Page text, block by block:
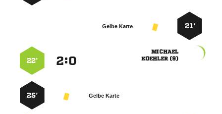
21’
Gelbe Karte

 
:
22’
Gelbe Karte
25’